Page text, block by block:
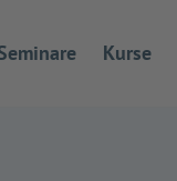
Kurse